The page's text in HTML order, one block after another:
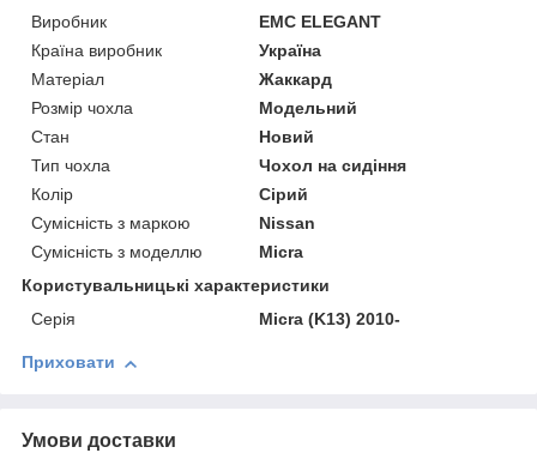
Виробник
EMC ELEGANT
Країна виробник
Україна
Матеріал
Жаккард
Розмір чохла
Модельний
Стан
Новий
Тип чохла
Чохол на сидіння
Колір
Сірий
Сумісність з маркою
Nissan
Сумісність з моделлю
Micra
Користувальницькі характеристики
Серія
Micra (K13) 2010-
Приховати
Умови доставки